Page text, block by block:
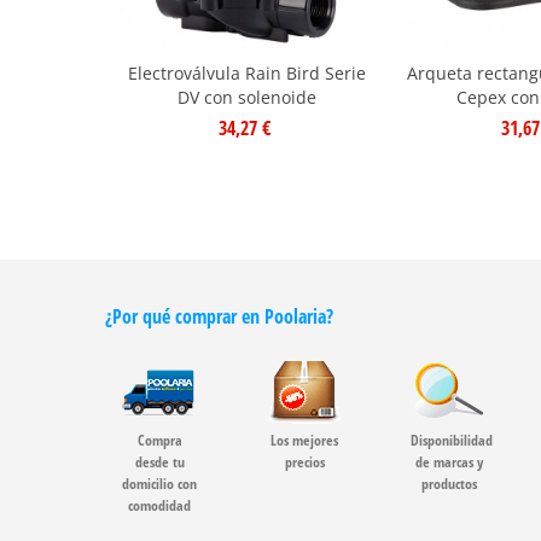
Electroválvula Rain Bird Serie
DV con solenoide
34,27 €
Arqueta
Cepex
¿Por qué comprar en Poolaria?
Compra
desde tu
domicilio con
comodidad
Los mejores
precios
Disponibilidad
de marcas y
productos